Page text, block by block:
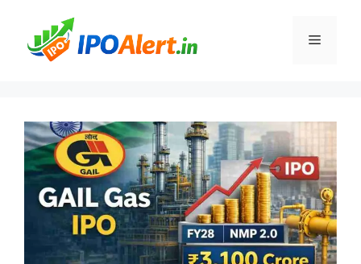
content
Menu